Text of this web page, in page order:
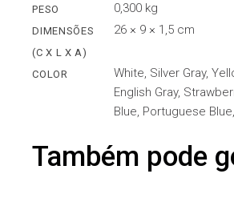
PESO 0,300 kg
DIMENSÕES
(C X L X A)
26 × 9 × 1,5 cm
COLOR
White, Silver Gray,
English Gray,
Blue, Portuguese
Também pode